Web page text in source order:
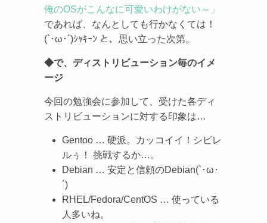
俺のOSがこんなに可愛いわけがない～」
であれば、なんとしても行かなくては！
(`･ω･´)ｼｬｷｰﾝ と、思い立った次第。
◆で、ディストリビューション毎のイメ
ージ
今回の勉強会に参加して、受けた各ディ
ストリビューションに対する印象は…
Gentoo … 硬派。カッコイイ！シビレ
ルぅ！ 挑戦するか…。
Debian … 安定と信頼のDebian(`･ω･
´)
RHEL/Fedora/CentOS … 使っている
人多いね。